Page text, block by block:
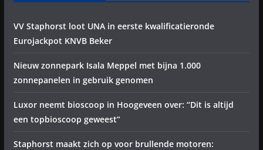
VV Staphorst loot UNA in eerste kwalificatieronde
Eurojackpot KNVB Beker
Nieuw zonnepark Isala Meppel met bijna 1.000
zonnepanelen in gebruik genomen
Luxor neemt bioscoop in Hoogeveen over: “Dit is altijd
een topbioscoop geweest”
Staphorst maakt zich op voor brullende motoren: